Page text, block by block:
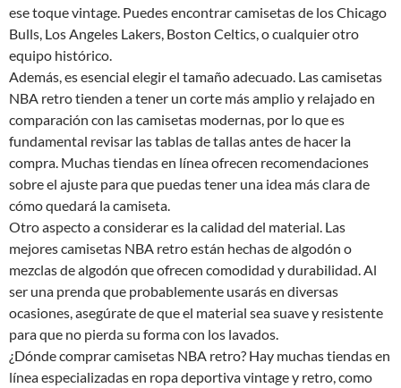
ese toque vintage. Puedes encontrar camisetas de los Chicago
Bulls, Los Angeles Lakers, Boston Celtics, o cualquier otro
equipo histórico.
Además, es esencial elegir el tamaño adecuado. Las camisetas
NBA retro tienden a tener un corte más amplio y relajado en
comparación con las camisetas modernas, por lo que es
fundamental revisar las tablas de tallas antes de hacer la
compra. Muchas tiendas en línea ofrecen recomendaciones
sobre el ajuste para que puedas tener una idea más clara de
cómo quedará la camiseta.
Otro aspecto a considerar es la calidad del material. Las
mejores camisetas NBA retro están hechas de algodón o
mezclas de algodón que ofrecen comodidad y durabilidad. Al
ser una prenda que probablemente usarás en diversas
ocasiones, asegúrate de que el material sea suave y resistente
para que no pierda su forma con los lavados.
¿Dónde comprar camisetas NBA retro? Hay muchas tiendas en
línea especializadas en ropa deportiva vintage y retro, como